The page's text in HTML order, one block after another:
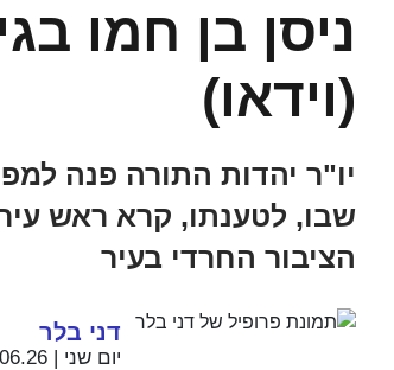
ניסן בן חמו
(וידאו)
יו"ר יהדות התורה פנה
שבו, לטענתו, קרא ראש
הציבור החרדי בעיר
דני בלר
יום שני | 22.06.26 | 17:40